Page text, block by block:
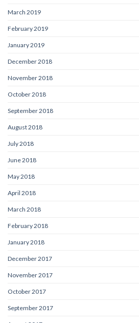
March 2019
February 2019
January 2019
December 2018
November 2018
October 2018
September 2018
August 2018
July 2018
June 2018
May 2018
April 2018
March 2018
February 2018
January 2018
December 2017
November 2017
October 2017
September 2017